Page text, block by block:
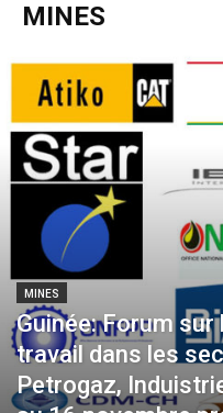
MINES
MINES
Guinée: Forum
travail dans les
Petrogaz,